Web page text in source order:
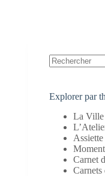
Explorer par
La Ville
Carnet
Carnets